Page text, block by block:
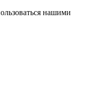
нашими